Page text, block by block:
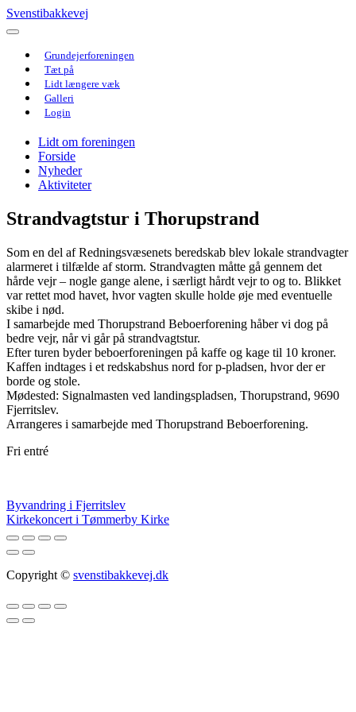
Svenstibakkevej
Grundejerforeningen
Tæt på
Lidt længere væk
Galleri
Login
Lidt om foreningen
Forside
Nyheder
Aktiviteter
Strandvagtstur i Thorupstrand
Som en del af Redningsvæsenets beredskab blev lokale strandvagter
alarmeret i tilfælde af storm. Strandvagten måtte gå gennem det
hårde vejr – nogle gange alene, i særligt hårdt vejr to og to. Blikket
var rettet mod havet, hvor vagten skulle holde øje med eventuelle
skibe i nød.
I samarbejde med Thorupstrand Beboerforening håber vi dog på
bedre vejr, når vi går på strandvagtstur.
Efter turen byder beboerforeningen på kaffe og kage til 10 kroner.
Kaffen indtages i et redskabshus nord for p-pladsen, hvor der er
borde og stole.
Mødested: Signalmasten ved landingspladsen, Thorupstrand, 9690
Fjerritslev.
Arrangeres i samarbejde med Thorupstrand Beboerforening.
Fri entré
Indlægsnavigation
Byvandring i Fjerritslev
Kirkekoncert i Tømmerby Kirke
Copyright © svenstibakkevej.dk